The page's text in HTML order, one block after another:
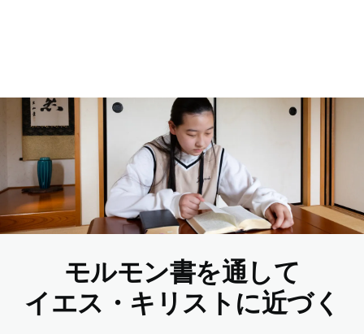
モルモン書を通して
イエス・キリストに近づく